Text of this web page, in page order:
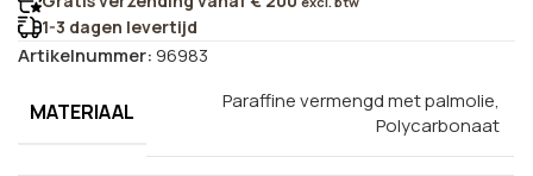
1-3 dagen levertijd
Artikelnummer: 96983
MATERIAAL
Paraffine vermengd met palmolie,
Polycarbonaat